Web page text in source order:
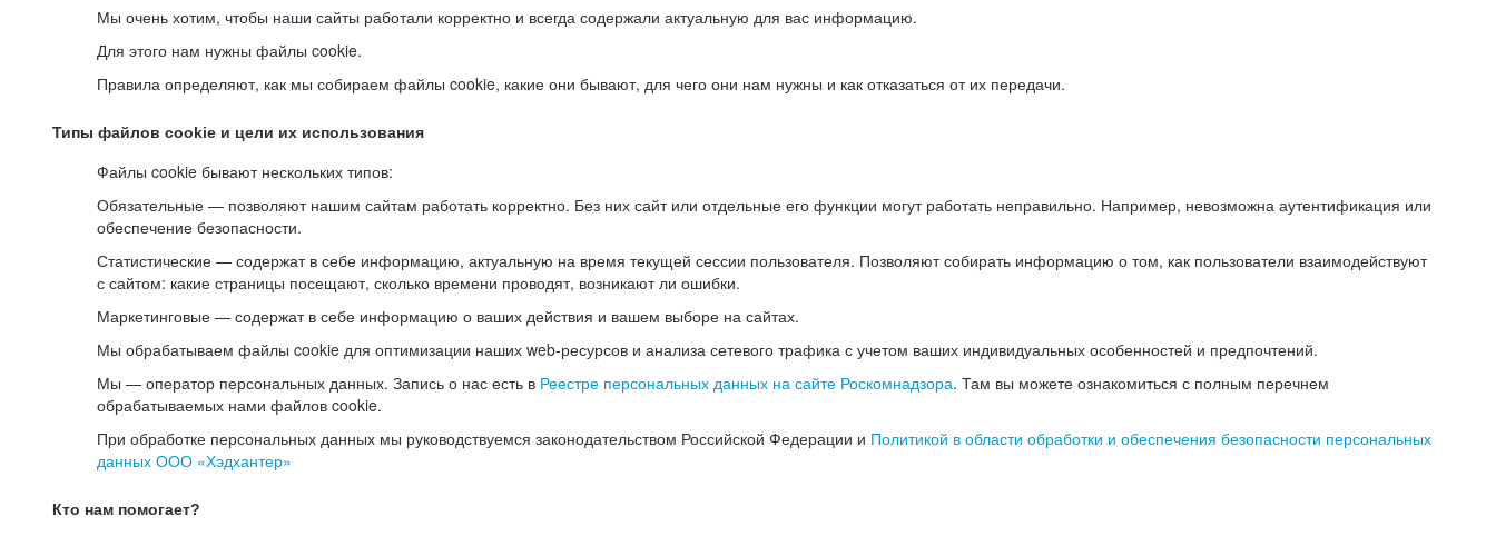
Мы очень хотим, чтобы наши сайты работали корректно и всегда содержали актуальную для вас информацию.
Для этого нам нужны файлы cookie.
Правила определяют, как мы собираем файлы cookie, какие они бывают, для чего они нам нужны и как отказаться от их передачи.
Типы файлов cookie и цели их использования
Файлы cookie бывают нескольких типов:
Обязательные — позволяют нашим сайтам работать корректно. Без них сайт или отдельные его функции могут работать неправильно. Например, невозможна аутентификация или
обеспечение безопасности.
Статистические — содержат в себе информацию, актуальную на время текущей сессии пользователя. Позволяют собирать информацию о том, как пользователи взаимодействуют
с сайтом: какие страницы посещают, сколько времени проводят, возникают ли ошибки.
Маркетинговые — содержат в себе информацию о ваших действия и вашем выборе на сайтах.
Мы обрабатываем файлы cookie для оптимизации наших web-ресурсов и анализа сетевого трафика с учетом ваших индивидуальных особенностей и предпочтений.
Мы — оператор персональных данных. Запись о нас есть в Реестре персональных данных на сайте Роскомнадзора. Там вы можете ознакомиться с полным перечнем
обрабатываемых нами файлов cookie.
При обработке персональных данных мы руководствуемся законодательством Российской Федерации и Политикой в области обработки и обеспечения безопасности персональных
данных ООО «Хэдхантер»
Кто нам помогает?